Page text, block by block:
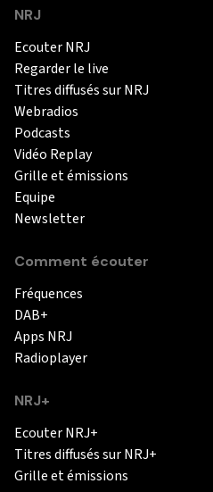
NRJ
Ecouter NRJ
Regarder le live
Titres diffusés sur NRJ
Webradios
Podcasts
Vidéo Replay
Grille et émissions
Equipe
Newsletter
Comment écouter
Fréquences
DAB+
Apps NRJ
Radioplayer
NRJ+
Ecouter NRJ+
Titres diffusés sur NRJ+
Grille et émissions